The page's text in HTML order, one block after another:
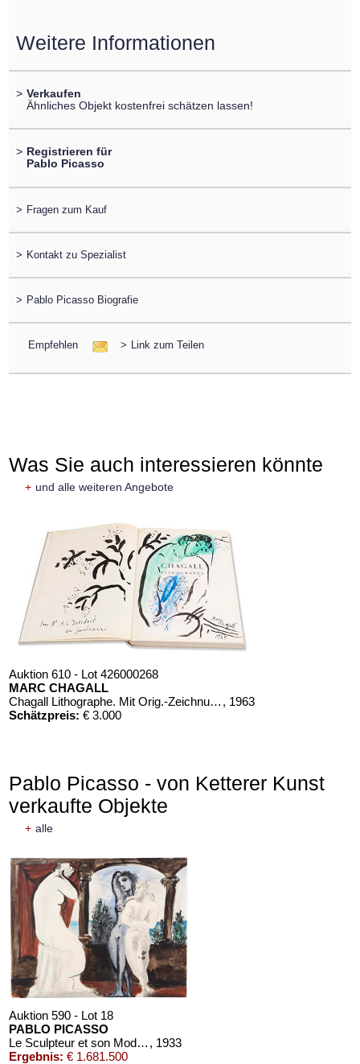
Weitere Informationen
> Verkaufen
Ähnliches Objekt kostenfrei schätzen lassen!
> Registrieren für
Pablo Picasso
> Fragen zum Kauf
> Kontakt zu Spezialist
> Pablo Picasso Biografie
Empfehlen > Link zum Teilen
Was Sie auch interessieren könnte
+ und alle weiteren Angebote
Auktion 610 - Lot 426000268
MARC CHAGALL
Chagall Lithographe. Mit Orig.-Zeichnung von Chagall , 1963
Schätzpreis: € 3.000
Auktion 610 - Lot 126000483
LYONEL FEININGER
Alte Seebären, 1919
Schätzpreis:€ 2.500
Pablo Picasso - von Ketterer Kunst
verkaufte Objekte
+ alle
Auktion 590 - Lot 18
PABLO PICASSO
Le Sculpteur et son Modèle , 1933
Ergebnis: € 1.681.500